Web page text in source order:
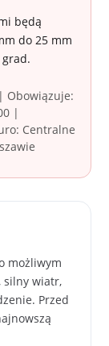
będą
do 25 mm
Obowiązuje:
|
Centralne
możliwym
silny wiatr,
Przed